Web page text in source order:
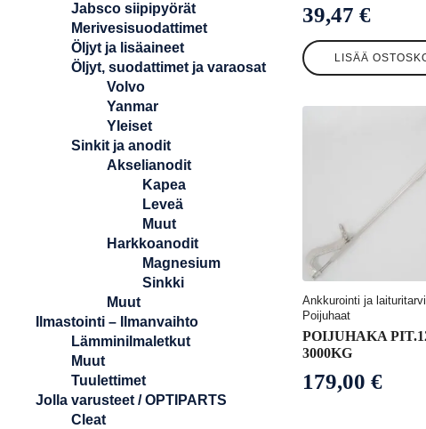
Jabsco siipipyörät
Merivesisuodattimet
Öljyt ja lisäaineet
Öljyt, suodattimet ja varaosat
Volvo
Yanmar
Yleiset
Sinkit ja anodit
Akselianodit
Kapea
Leveä
Muut
Harkkoanodit
Magnesium
Sinkki
Muut
Ilmastointi – Ilmanvaihto
Lämminilmaletkut
Muut
Tuulettimet
Jolla varusteet / OPTIPARTS
Cleat
39,47 €
LISÄÄ
Ankkurointi ja
Poijuhaat
POIJUHAKA
3000KG
179,00 €